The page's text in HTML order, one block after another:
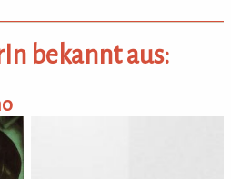
bekannt aus: